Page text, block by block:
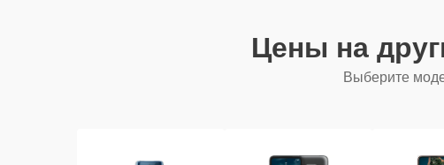
Цены на
Выберите